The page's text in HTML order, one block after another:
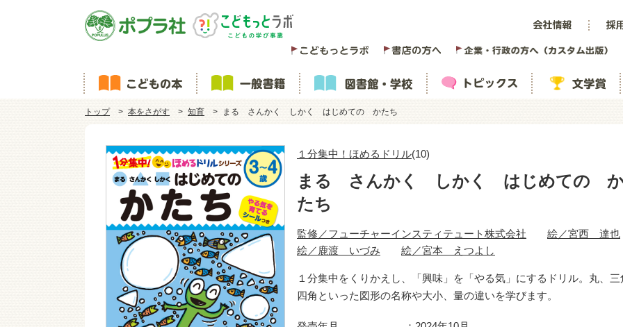
トップ 本をさがす 知育 まる さんかく しかく はじめての かたち
１分集中！ほめるドリル(10)
まる さんかく しかく はじめての
たち
監修／フューチャーインスティテュート株式会社
絵／宮西 達也
絵／鹿渡 いづみ
絵／宮本 えつよし
１分集中をくりかえし、「興味」を「やる気」にするドリル。丸、三
四角といった図形の名称や大小、量の違いを学びます。